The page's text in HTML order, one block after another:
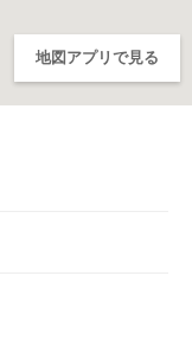
地図アプリで見る